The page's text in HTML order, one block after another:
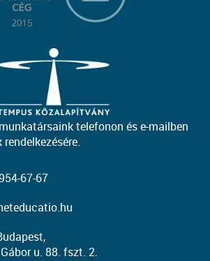
telefonon és e-mailben
67-67
u. 88. fszt. 2.